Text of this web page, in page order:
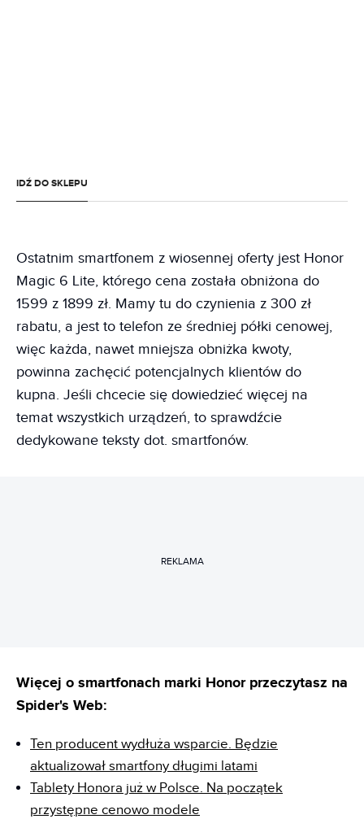
IDŹ DO SKLEPU
Ostatnim smartfonem z wiosennej oferty jest Honor
Magic 6 Lite, którego cena została obniżona do
1599 z 1899 zł. Mamy tu do czynienia z 300 zł
rabatu, a jest to telefon ze średniej półki cenowej,
więc każda, nawet mniejsza obniżka kwoty,
powinna zachęcić potencjalnych klientów do
kupna. Jeśli chcecie się dowiedzieć więcej na
temat wszystkich urządzeń, to sprawdźcie
dedykowane teksty dot. smartfonów.
REKLAMA
Więcej o smartfonach marki Honor przeczytasz na
Spider's Web:
Ten producent wydłuża wsparcie. Będzie
aktualizował smartfony długimi latami
Tablety Honora już w Polsce. Na początek
przystępne cenowo modele